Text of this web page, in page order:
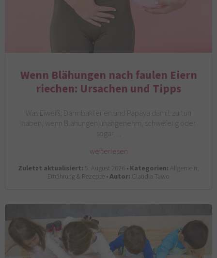
Wenn Blähungen nach faulen Eiern
riechen: Ursachen und Tipps
Was Eiweiß, Darmbakterien und Papaya damit zu tun
haben, wenn Blähungen unangenehm, schwefelig oder
sogar…
weiterlesen
Zuletzt aktualisiert: 5. August 2026 •Kategorien: Allgemein,
Ernährung & Rezepte •Autor: Claudia Tawo